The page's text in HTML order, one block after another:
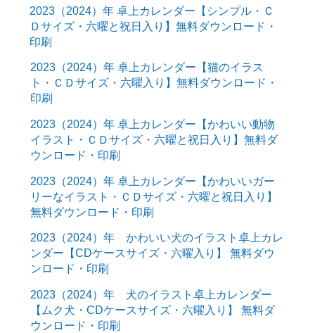
2023（2024）年 卓上カレンダー【シンプル・Ｃ
Ｄサイズ・六曜と祝日入り】無料ダウンロード・
印刷
2023（2024）年 卓上カレンダー【猫のイラス
ト・ＣＤサイズ・六曜入り】無料ダウンロード・
印刷
2023（2024）年 卓上カレンダー【かわいい動物
イラスト・ＣＤサイズ・六曜と祝日入り】無料ダ
ウンロード・印刷
2023（2024）年 卓上カレンダー【かわいいガー
リーなイラスト・ＣＤサイズ・六曜と祝日入り】
無料ダウンロード・印刷
2023（2024）年 かわいい犬のイラスト卓上カレ
ンダー【CDケースサイズ・六曜入り】 無料ダウ
ンロード・印刷
2023（2024）年 犬のイラスト卓上カレンダー
【ムク犬・CDケースサイズ・六曜入り】 無料ダ
ウンロード・印刷